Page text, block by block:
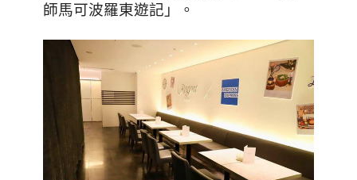
師馬可波羅東遊記」。